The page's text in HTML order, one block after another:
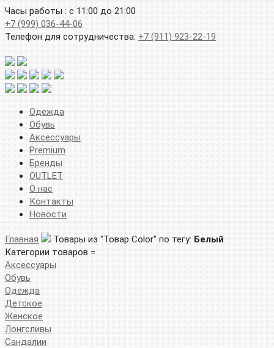
Часы работы : с 11:00 до 21:00
+7 (999) 036-44-06
Телефон для сотрудничества: +7 (911) 923-22-19
Одежда
Обувь
Аксессуары
Premium
Бренды
OUTLET
О нас
Контакты
Новости
Главная Товары из "Товар Color" по тегу: Белый
Категории товаров =
Аксессуары
Обувь
Одежда
Детское
Женское
Лонгсливы
Сандалии